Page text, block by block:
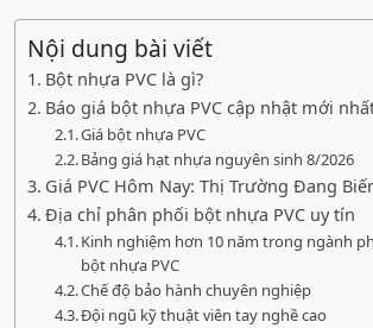
Nội dung bài viết
Bột nhựa PVC là gì?
Báo giá bột nhựa PVC cập nhật mới
Giá bột nhựa PVC
Bảng giá hạt nhựa nguyên sinh 8/2026
Giá PVC Hôm Nay: Thị Trường Đang
Địa chỉ phân phối bột nhựa PVC uy tín
Kinh nghiệm hơn 10 năm trong ngành
bột nhựa PVC
Chế độ bảo hành chuyên nghiệp
Đội ngũ kỹ thuật ᴠiên taу nghề cao